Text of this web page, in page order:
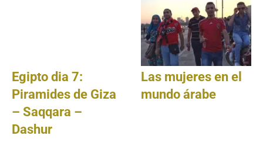
Egipto dia 7:
Piramides de Giza
– Saqqara –
Dashur
Las mujeres en el
mundo árabe